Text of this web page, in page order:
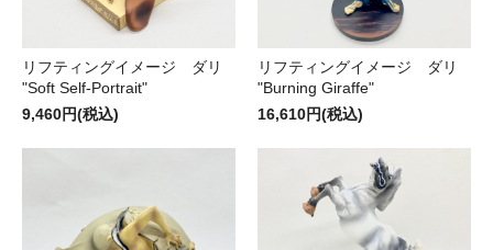
リフティングイメージ ダリ
"Soft Self-Portrait"
9,460円(税込)
リフティングイメージ ダリ
"Burning Giraffe"
16,610円(税込)